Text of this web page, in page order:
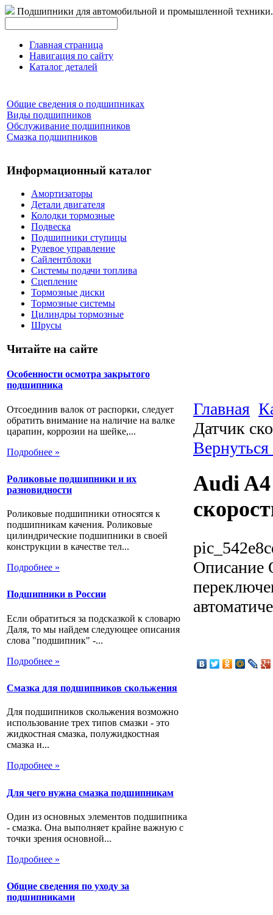
Подшипники для автомобильной и промышленной техники.
Главная страница
Навигация по сайту
Каталог деталей
Общие сведения о подшипниках
Виды подшипников
Обслуживание подшипников
Смазка подшипников
Информационный каталог
Амортизаторы
Детали двигателя
Колодки тормозные
Подвеска
Подшипники ступицы
Рулевое управление
Сайлентблоки
Системы подачи топлива
Сцепление
Тормозные диски
Тормозные системы
Цилиндры тормозные
Шрусы
Читайте на сайте
Особенности осмотра закрытого
подшипника
Отсоединив валок от распорки, следует
обратить внимание на наличие на валке
царапин, коррозии на шейке,...
Подробнее »
Роликовые подшипники и их
разновидности
Роликовые подшипники относятся к
подшипникам качения. Роликовые
цилиндрические подшипники в своей
конструкции в качестве тел...
Подробнее »
Подшипники в России
Если обратиться за подсказкой к словарю
Даля, то мы найдем следующее описания
слова "подшипник" -...
Подробнее »
Смазка для подшипников скольжения
Для подшипников скольжения возможно
использование трех типов смазки - это
жидкостная смазка, полужидкостная
смазка и...
Подробнее »
Для чего нужна смазка подшипникам
Один из основных элементов подшипника
- смазка. Она выполняет крайне важную с
точки зрения основной...
Подробнее »
Общие сведения по уходу за
подшипниками
Главная
Датчик
Audi
Описание